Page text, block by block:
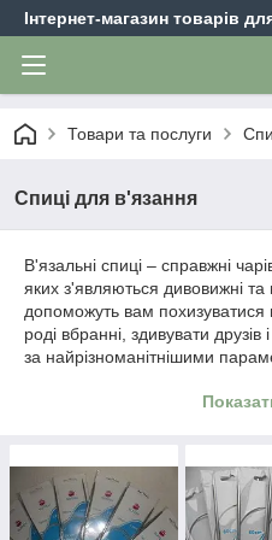
Інтернет-магазин товарів
Товари та послуги
Спиці для в'язання
В'язальні спиці – справжні
яких з'являються дивовижні та
допоможуть вам
роді вбранні, здивувати
за найрізноманітнішими
зможете придбати наступні
прямі;
на тросі;
шкарпеткові;